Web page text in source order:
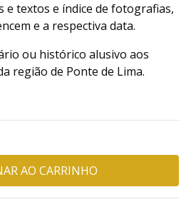
e textos e índice de fotografias,
e a respectiva data.
ou histórico alusivo aos
região de Ponte de Lima.